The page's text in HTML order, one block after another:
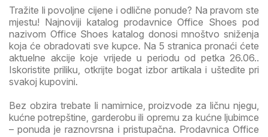
Tražite li povoljne cijene i odlične ponude? Na pravom ste
mjestu! Najnoviji katalog prodavnice Office Shoes pod
nazivom Office Shoes katalog donosi mnoštvo sniženja
koja će obradovati sve kupce. Na 5 stranica pronaći ćete
aktuelne akcije koje vrijede u periodu od petka 26.06..
Iskoristite priliku, otkrijte bogat izbor artikala i uštedite pri
svakoj kupovini.
Bez obzira trebate li namirnice, proizvode za ličnu njegu,
kućne potrepštine, garderobu ili opremu za kućne ljubimce
– ponuda je raznovrsna i pristupačna. Prodavnica Office